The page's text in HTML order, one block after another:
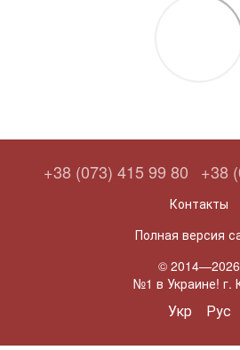
+38 (073) 415 99 80 +38
Контакты
Полная версия
© 2014—2026
№1 в Украине! г.
Укр Рус